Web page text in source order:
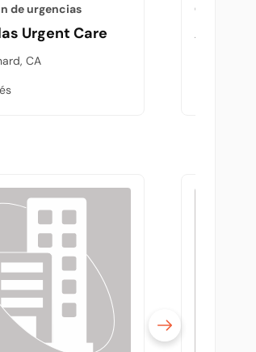
Drive
de urgencias
Urgent Care
CA